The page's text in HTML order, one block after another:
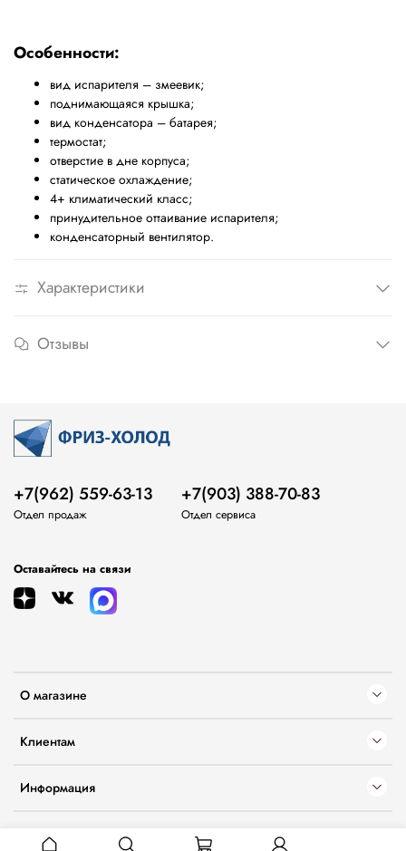
Особенности:
вид испарителя – змеевик;
поднимающаяся крышка;
вид конденсатора – батарея;
термостат;
отверстие в дне корпуса;
статическое охлаждение;
4+ климатический класс;
принудительное оттаивание испарителя;
конденсаторный вентилятор.
Характеристики
Отзывы
О магазине
Клиентам
Информация
+7(962) 559-63-13
Отдел продаж
+7(903) 388-70-83
Отдел сервиса
Оставайтесь на связи